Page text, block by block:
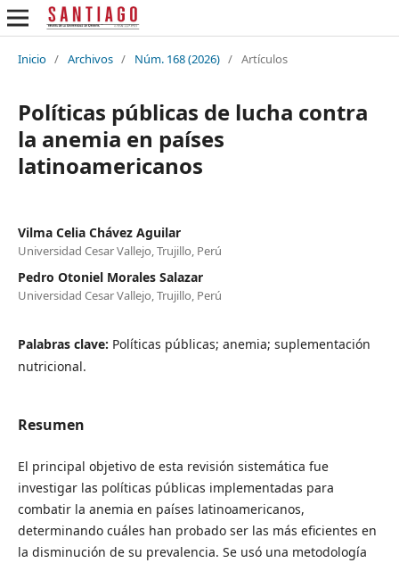
Inicio / Archivos / Núm. 168 (2026) / Artículos
Políticas públicas de lucha contra
la anemia en países
latinoamericanos
Vilma Celia Chávez Aguilar
Universidad Cesar Vallejo, Trujillo, Perú
Pedro Otoniel Morales Salazar
Universidad Cesar Vallejo, Trujillo, Perú
Palabras clave: Políticas públicas; anemia; suplementación
nutricional.
Resumen
El principal objetivo de esta revisión sistemática fue
investigar las políticas públicas implementadas para
combatir la anemia en países latinoamericanos,
determinando cuáles han probado ser las más eficientes en
la disminución de su prevalencia. Se usó una metodología